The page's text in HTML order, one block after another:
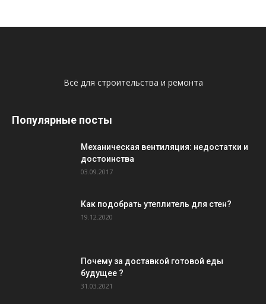
Всё для строительства и ремонта
Популярные посты
Механическая вентиляция: недостатки и
достоинства
03.09.2017
Как подобрать утеплитель для стен?
19.12.2020
Почему за доставкой готовой еды
будущее ?
31.03.2021